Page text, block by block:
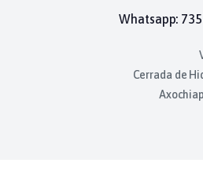
Whatsapp:
Cerrada de